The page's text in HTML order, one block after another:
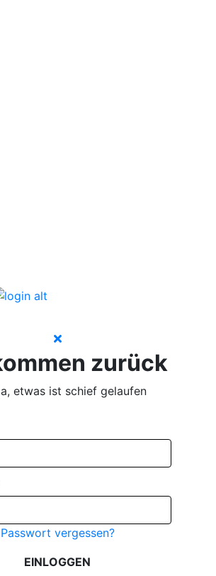
zurück
etwas ist schief gelaufen
Passwort vergessen?
EINLOGGEN